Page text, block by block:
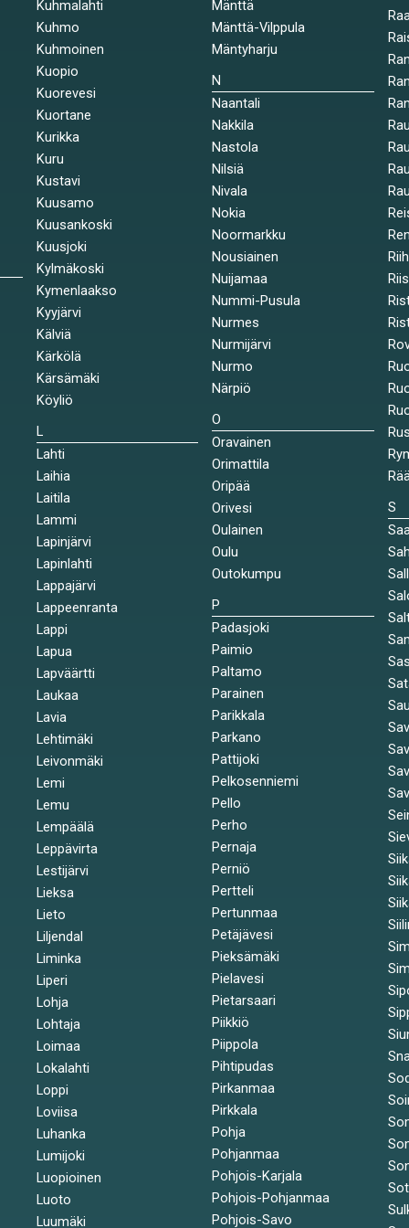
Kuhmalahti
Kuhmo
Kuhmoinen
Kuopio
Kuorevesi
Kuortane
Kurikka
Kuru
Kustavi
Kuusamo
Kuusankoski
Kuusjoki
Kylmäkoski
Kymenlaakso
Kyyjärvi
Kälviä
Kärkölä
Kärsämäki
Köyliö
L
Lahti
Laihia
Laitila
Lammi
Lapinjärvi
Lapinlahti
Lappajärvi
Lappeenranta
Lappi
Lapua
Lapväärtti
Laukaa
Lavia
Lehtimäki
Leivonmäki
Lemi
Lemu
Lempäälä
Leppävirta
Lestijärvi
Lieksa
Lieto
Liljendal
Liminka
Liperi
Lohja
Lohtaja
Loimaa
Lokalahti
Loppi
Loviisa
Luhanka
Lumijoki
Luopioinen
Luoto
Luumäki
Mänttä
Mänttä-Vilppula
Mäntyharju
N
Naantali
Nakkila
Nastola
Nilsiä
Nivala
Nokia
Noormarkku
Nousiainen
Nuijamaa
Nummi-Pusula
Nurmes
Nurmijärvi
Nurmo
Närpiö
O
Oravainen
Orimattila
Oripää
Orivesi
Oulainen
Oulu
Outokumpu
P
Padasjoki
Paimio
Paltamo
Parainen
Parikkala
Parkano
Pattijoki
Pelkosenniemi
Pello
Perho
Pernaja
Perniö
Pertteli
Pertunmaa
Petäjävesi
Pieksämäki
Pielavesi
Pietarsaari
Piikkiö
Piippola
Pihtipudas
Pirkanmaa
Pirkkala
Pohja
Pohjanmaa
Pohjois-Karjala
Pohjois-Pohjanmaa
Pohjois-Savo
S